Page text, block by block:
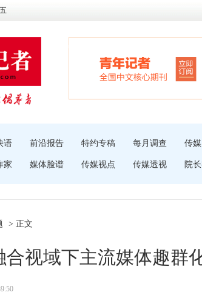
语 前沿报告 特约专稿 每月调查 传
家 媒体脸谱 传媒视点 传媒透视 院
> 正文
合视域下主流媒体趣群